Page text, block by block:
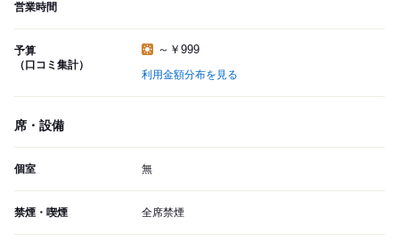
営業時間
予算
（口コミ集計）
～￥999
利用金額分布を見る
席・設備
個室 無
禁煙・喫煙 全席禁煙